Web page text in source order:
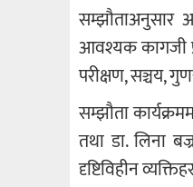
सम्झौताअनुसार
आवश्यक कागजी
परीक्षण, सञ्चय,
सम्झौता
तथा डा. लिना
दृष्टिविहीन